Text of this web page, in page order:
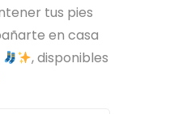
tus pies
en casa
, disponibles